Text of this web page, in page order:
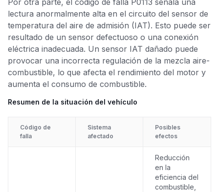
Por otra parte, el código de falla P0113 señala una
lectura anormalmente alta en el circuito del sensor de
temperatura del aire de admisión (IAT). Esto puede ser
resultado de un sensor defectuoso o una conexión
eléctrica inadecuada. Un sensor IAT dañado puede
provocar una incorrecta regulación de la mezcla aire-
combustible, lo que afecta el rendimiento del motor y
aumenta el consumo de combustible.
Resumen de la situación del vehículo
Código de
falla
Sistema
afectado
Posibles
efectos
Reducción
en la
eficiencia del
combustible,